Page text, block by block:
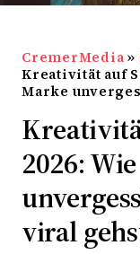
CremerMedia»
Kreativität auf
Marke
2026:
viral